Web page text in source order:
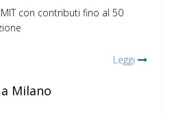
con contributi fino al 50
Leggi
Milano